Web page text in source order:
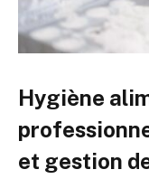
Hygiène
et gestion